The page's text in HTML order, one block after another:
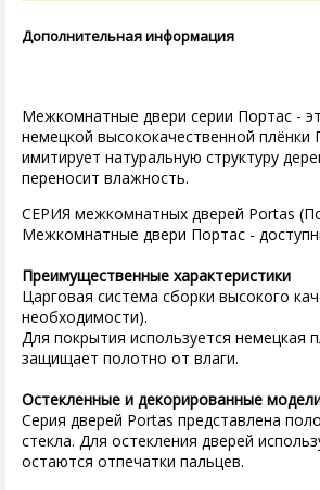
Дополнительная информация
Межкомнатные двери серии Портас -
немецкой высококачественной
имитирует натуральную структуру
переносит влажность.
СЕРИЯ межкомнатных дверей Portas
Межкомнатные двери Портас -
Преимущественные характеристики
Царговая система сборки высокого
необходимости).
Для покрытия используется немецкая
защищает полотно от влаги.
Остекленные и декорированные
Серия дверей Portas представлена
стекла. Для остекления дверей
остаются отпечатки пальцев.